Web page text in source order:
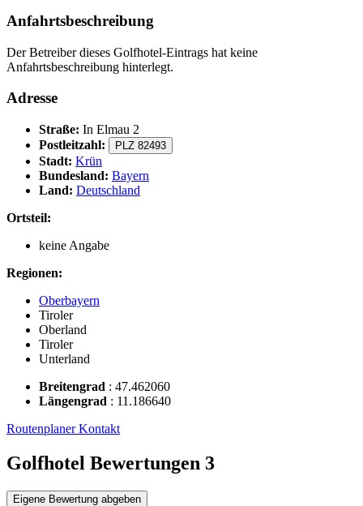
Anfahrtsbeschreibung
Der Betreiber dieses Golfhotel-Eintrags hat keine
Anfahrtsbeschreibung hinterlegt.
Adresse
Straße: In Elmau 2
Postleitzahl:
PLZ 82493
Stadt: Krün
Bundesland: Bayern
Land: Deutschland
Ortsteil:
keine Angabe
Regionen:
Oberbayern
Tiroler
Oberland
Tiroler
Unterland
Breitengrad : 47.462060
Längengrad : 11.186640
RoutenplanerKontakt
Golfhotel Bewertungen 3
Eigene Bewertung abgeben